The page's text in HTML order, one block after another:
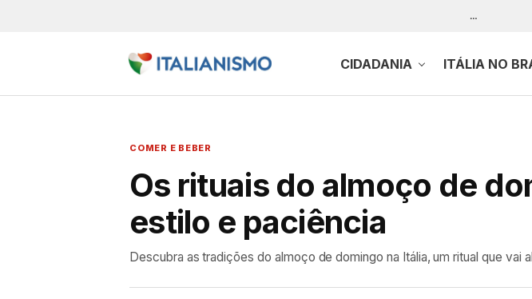
…
CIDADANIA ITÁLIA NO
COMER E BEBER
Os rituais do almoço de
estilo e paciência
Descubra as tradições do almoço de domingo na Itália, um ritual que vai